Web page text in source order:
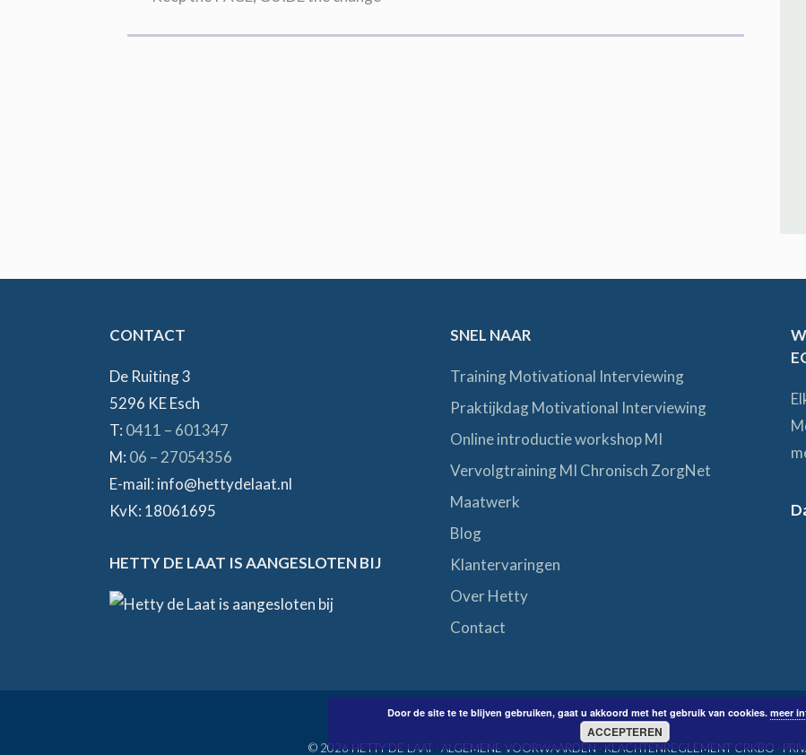
CONTACT
De Ruiting 3
5296 KE Esch
T: 0411 – 601347
M: 06 – 27054356
E-mail: info@hettydelaat.nl
KvK: 18061695
HETTY DE LAAT IS AANGESLOTEN BIJ
SNEL NAAR
Training Motivational Interviewing
Praktijkdag Motivational Interviewing
Online introductie workshop MI
Vervolgtraining MI Chronisch ZorgNet
Maatwerk
Blog
Klantervaringen
Over Hetty
Contact
© 2026 HETTY DE LAAT ·ALGEMENE VOORWAARDEN·KLACHTENREGLEMENT CRKBO ·
Door de site te te blijven gebruiken, gaat u akkoord met het gebruik van cookies. meer
ACCEPTEREN